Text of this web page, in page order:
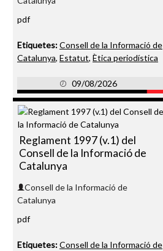
pdf
Etiquetes:Consell de la Informació de
Catalunya, Estatut, Ètica periodística
09/08/2026
Reglament 1997 (v.1) del
Consell de la Informació de
Catalunya
Consell de la Informació de
Catalunya
pdf
Etiquetes:Consell de la Informació de